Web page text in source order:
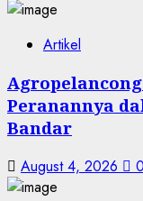
Artikel
Peranannya
Bandar
August 4, 2026 0